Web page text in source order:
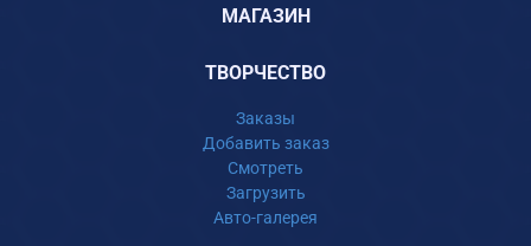
МАГАЗИН
ТВОРЧЕСТВО
Заказы
Добавить заказ
Смотреть
Загрузить
Авто-галерея